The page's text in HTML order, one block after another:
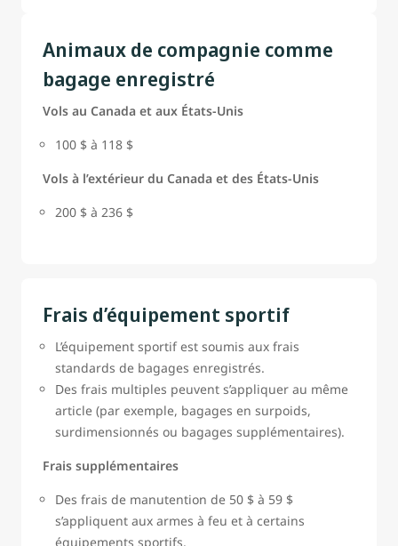
Animaux de compagnie comme
bagage enregistré
Vols au Canada et aux États-Unis
100 $ à 118 $
Vols à l’extérieur du Canada et des États-Unis
200 $ à 236 $
Frais d’équipement sportif
L’équipement sportif est soumis aux frais
standards de bagages enregistrés.
Des frais multiples peuvent s’appliquer au même
article (par exemple, bagages en surpoids,
surdimensionnés ou bagages supplémentaires).
Frais supplémentaires
Des frais de manutention de 50 $ à 59 $
s’appliquent aux armes à feu et à certains
équipements sportifs.